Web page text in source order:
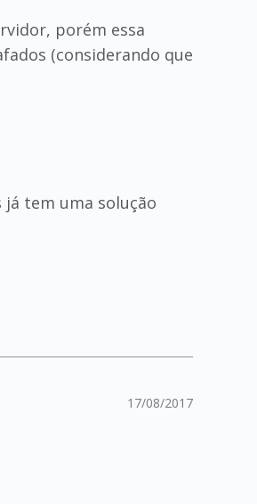
porém essa
(considerando que
já tem uma solução
17/08/2017